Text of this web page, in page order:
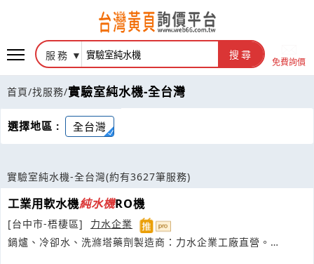
服務 搜尋
免費詢價
首頁/找服務/實驗室純水機-全台灣
選擇地區 : 全台灣
實驗室純水機-全台灣(約有3627筆服務)
工業用軟水機純水機RO機
[台中市-梧棲區]
力水企業
鍋爐、冷卻水、洗滌塔藥劑製造商：力水企業工廠直營。